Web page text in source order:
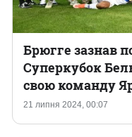
21 липня 2024, 00:07
Брюгге зазнав
Суперкубок
свою команду